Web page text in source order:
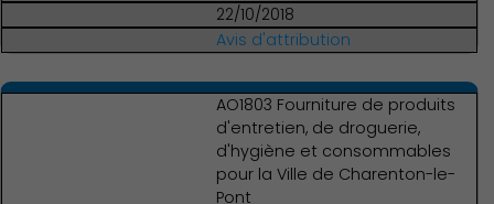
22/10/2018
Avis d'attribution
AO1803 Fourniture de produits
d'entretien, de droguerie,
d'hygiène et consommables
pour la Ville de Charenton-le-
Pont